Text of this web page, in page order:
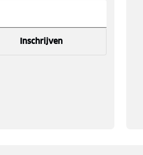
Inschrijven